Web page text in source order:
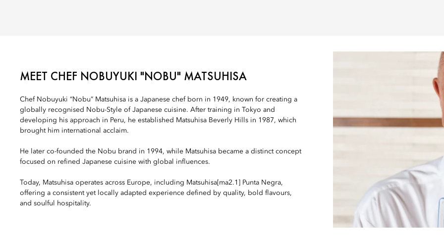
MEET CHEF NOBUYUKI "NOBU" MATSUHISA
Chef Nobuyuki “Nobu” Matsuhisa is a Japanese chef born in 1949, known for creating a
globally recognised Nobu-Style of Japanese cuisine. After training in Tokyo and
developing his approach in Peru, he established Matsuhisa Beverly Hills in 1987, which
brought him international acclaim.
He later co-founded the Nobu brand in 1994, while Matsuhisa became a distinct concept
focused on refined Japanese cuisine with global influences.
Today, Matsuhisa operates across Europe, including Matsuhisa[ma2.1] Punta Negra,
offering a consistent yet locally adapted experience defined by quality, bold flavours,
and soulful hospitality.